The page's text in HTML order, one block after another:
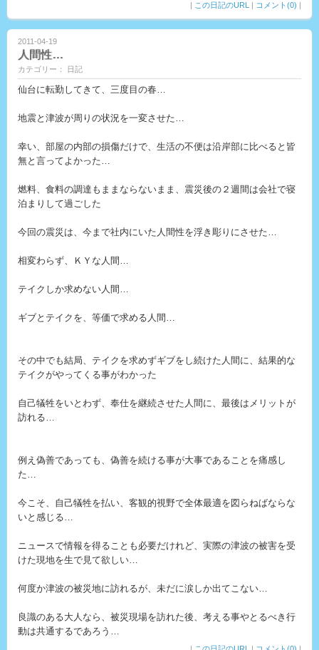
| この日記のURL | コメント(0) |
2011-04-19
人間性…
カテゴリー： 日記
仙台に転勤してきて、三度目の春…
地震と津波が周りの状況を一変させた…
幸い、部屋の内部の損傷だけで、生活の不便は沿岸部に比べると皆
無と言ってよかった…
燃料、食料の調達もままならないまま、震災後の２週間は会社で寝
泊まりして過ごした
今回の震災は、今まで社内にいた人間性を浮き彫りにさせた…
相変わらず、ＫＹな人間…
テイクしか求めない人間…
ギブとテイクを、等価で求める人間…
その中でも結局、テイクを求めずギブをし続けた人間に、結果的な
テイクがやってくる事がわかった
自己犠牲をいとわず、奉仕を継続させた人間に、最後はメリットが
訪れる…
例え偽善であっても、偽善を続ける事が大事であることを痛感し
た…
今こそ、自己犠牲を払い、客観的視野で全体最適を図らねばならな
いと感じる…
ニュースで情報を得ることも必要だけれど、実際の津波の被害を受
けた現地を生で見て欲しい…
何度か津波の被災地に訪れるが、未だに涙しか出てこない…
良識のある大人なら、被災現場を訪れた後、考える事やとるべき行
動は共通するであろう…